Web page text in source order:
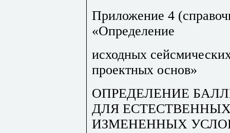
Приложение 4
«Определение
исходных
проектных основ»
ОПРЕДЕЛЕНИЕ
ДЛЯ
ИЗМЕНЕННЫХ